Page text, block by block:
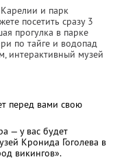
и парк
посетить сразу 3
прогулка в парке
по тайге и водопад
интерактивный музей
перед вами свою
— у вас будет
Кронида Гоголева в
викингов».